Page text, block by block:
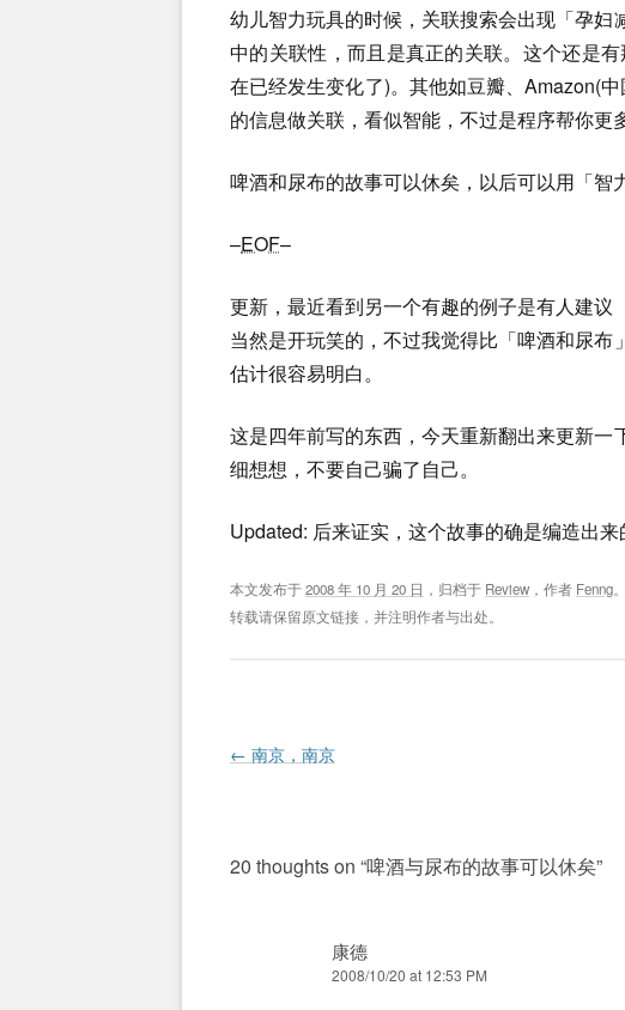
幼儿智力玩具的时候，关联搜索会出现「孕
中的关联性，而且是真正的关联。这个还是
在已经发生变化了)。其他如豆瓣、Amazon(
的信息做关联，看似智能，不过是程序帮你更
啤酒和尿布的故事可以休矣，以后可以用「智
–EOF–
更新，最近看到另一个有趣的例子是有人建议
当然是开玩笑的，不过我觉得比「啤酒和尿
估计很容易明白。
这是四年前写的东西，今天重新翻出来更新
细想想，不要自己骗了自己。
Updated: 后来证实，这个故事的确是编造出来
本文发布于2008 年 10 月 20 日 ，归档于 Review ，作者 Fenng。
转载请保留原文链接，并注明作者与出处。
Post navigation
← 南京，南京
20 thoughts on “啤酒与尿布的故事可以休矣”
康德
2008/10/20 at 12:53 PM